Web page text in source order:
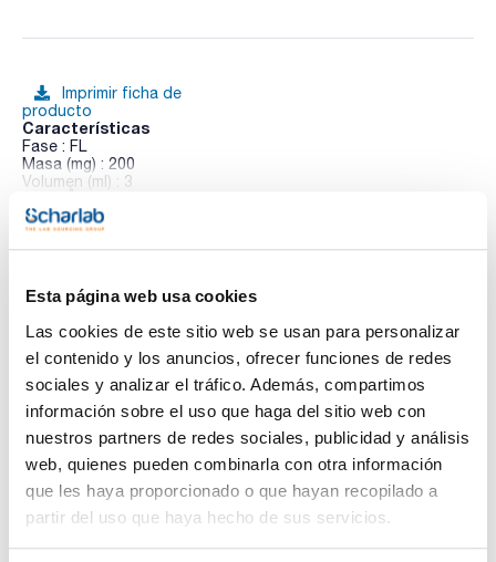
Esta página web usa cookies
Las cookies de este sitio web se usan para personalizar
el contenido y los anuncios, ofrecer funciones de redes
sociales y analizar el tráfico. Además, compartimos
información sobre el uso que haga del sitio web con
nuestros partners de redes sociales, publicidad y análisis
web, quienes pueden combinarla con otra información
que les haya proporcionado o que hayan recopilado a
partir del uso que haya hecho de sus servicios.
Imprimir ficha de
producto
Características
Fase : FL
Masa (mg) : 200
Volumen (ml) : 3
Pack (u.) : 50
Clean-Up® Extracción en fase sólida (SPE). La línea de
variedad de extracciones. Esta línea está compuesta por
columnas de extracción en fase sólida de intercambio iónico,
Clean-Up® hidrofílicas. Las fases polares o hidrófilas
establecen enlaces de hidrógeno, interacciones pi-pi o
purificados en una columna hidrófila incluyen analitos que
tienen grupos polares, como aminas, hidroxilos y carbonilos
Ver más
TDS / Ficha técnica
Regístrate para
descargas
COA
Regístrate para
descargas
SDS/ Hoja de seguridad
Regístrate para
descargas
Los productos marcados con esta imagen son